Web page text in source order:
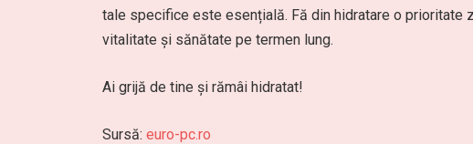
tale specifice este esențială. Fă din hidratare o prioritate
vitalitate și sănătate pe termen lung.
Ai grijă de tine și rămâi hidratat!
Sursă: euro-pc.ro